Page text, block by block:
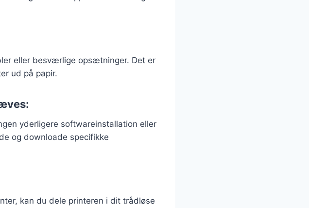
eller besværlige opsætninger. Det er
ud på papir.
yderligere softwareinstallation eller
og downloade specifikke
kan du dele printeren i dit trådløse